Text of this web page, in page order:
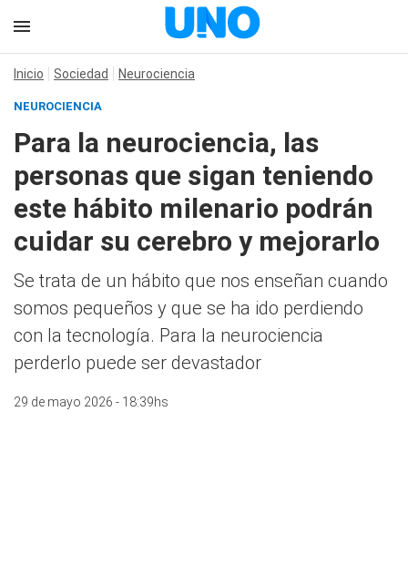
Inicio Sociedad Neurociencia
NEUROCIENCIA
Para la neurociencia, las
personas que sigan teniendo
este hábito milenario podrán
cuidar su cerebro y mejorarlo
Se trata de un hábito que nos enseñan cuando
somos pequeños y que se ha ido perdiendo
con la tecnología. Para la neurociencia
perderlo puede ser devastador
29 de mayo 2026 - 18:39hs